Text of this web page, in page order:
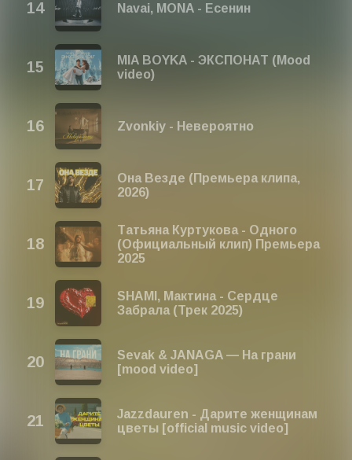
Navai, MONA - Есенин
MIA BOYKA - ЭКСПОНАТ (Mood
video)
Zvonkiy - Невероятно
Она Везде (Премьера клипа,
2026)
Татьяна Куртукова - Одного
(Официальный клип) Премьера
2025
SHAMI, Мактина - Сердце
Забрала (Трек 2025)
Sevak & JANAGA — На грани
[mood video]
Jazzdauren - Дарите женщинам
цветы [official music video]